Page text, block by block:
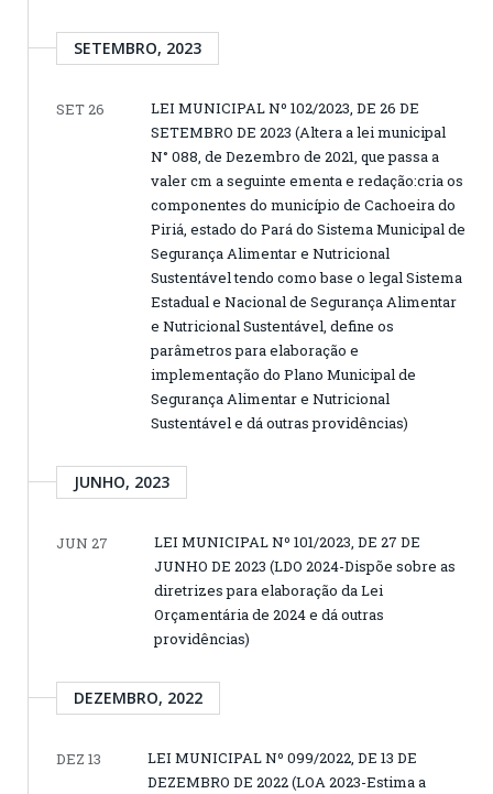
SETEMBRO, 2023
SET 26
LEI MUNICIPAL Nº 102/2023, DE 26 DE
SETEMBRO DE 2023 (Altera a lei municipal
N° 088, de Dezembro de 2021, que passa a
valer cm a seguinte ementa e redação:cria os
componentes do município de Cachoeira do
Piriá, estado do Pará do Sistema Municipal de
Segurança Alimentar e Nutricional
Sustentável tendo como base o legal Sistema
Estadual e Nacional de Segurança Alimentar
e Nutricional Sustentável, define os
parâmetros para elaboração e
implementação do Plano Municipal de
Segurança Alimentar e Nutricional
Sustentável e dá outras providências)
JUNHO, 2023
JUN 27
LEI MUNICIPAL Nº 101/2023, DE 27 DE
JUNHO DE 2023 (LDO 2024-Dispõe sobre as
diretrizes para elaboração da Lei
Orçamentária de 2024 e dá outras
providências)
DEZEMBRO, 2022
DEZ 13
LEI MUNICIPAL Nº 099/2022, DE 13 DE
DEZEMBRO DE 2022 (LOA 2023-Estima a